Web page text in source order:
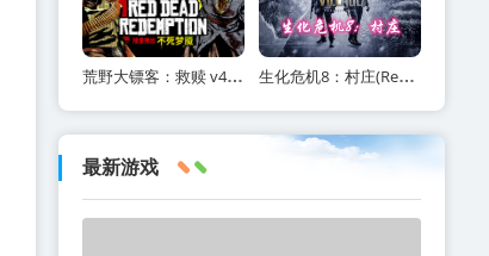
荒野大镖客：救赎 v40 全DLC（Red Dead Redemption）免安装中文版 生化危机8：村庄(ResidentEvilVillage)内含修改器+DLC+通关存档+原画集百度网盘/
最新游戏